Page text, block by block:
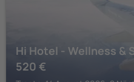
Hi Hotel - Wellness &
520 €